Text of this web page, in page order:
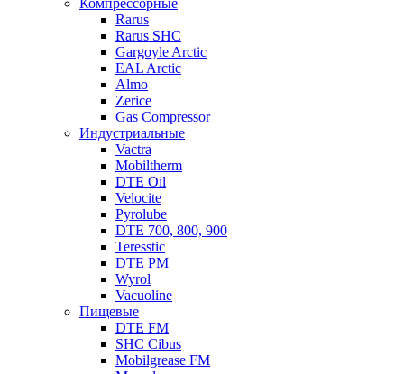
Компрессорные
Rarus
Rarus SHC
Gargoyle Arctic
EAL Arctic
Almo
Zerice
Gas Compressor
Индустриальные
Vactra
Mobiltherm
DTE Oil
Velocite
Pyrolube
DTE 700, 800, 900
Teresstic
DTE PM
Wyrol
Vacuoline
Пищевые
DTE FM
SHC Cibus
Mobilgrease FM